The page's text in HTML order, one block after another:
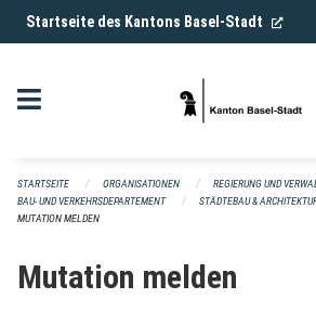
Navigation überspringen
Startseite des Kantons Basel-Stadt
STARTSEITE ORGANISATIONEN
REGIERUNG UND
BAU- UND VERKEHRSDEPARTEMENT
STÄDTEBAU &
MUTATION MELDEN
Mutation melden